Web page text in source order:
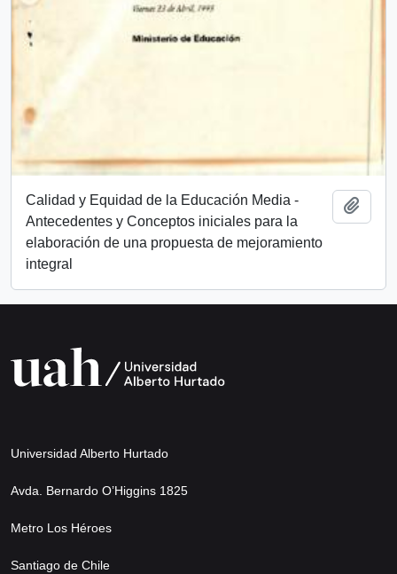
Calidad y Equidad de la Educación Media -
Antecedentes y Conceptos iniciales para la
elaboración de una propuesta de mejoramiento
integral
Universidad Alberto Hurtado
Avda. Bernardo O’Higgins 1825
Metro Los Héroes
Santiago de Chile